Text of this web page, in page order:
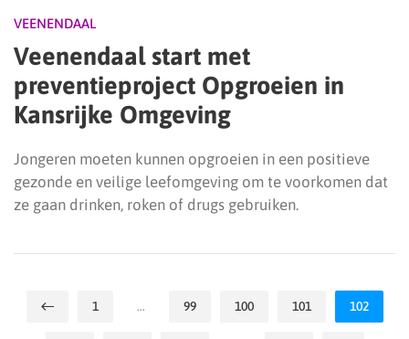
VEENENDAAL
Veenendaal start met
preventieproject Opgroeien in
Kansrijke Omgeving
Jongeren moeten kunnen opgroeien in een positieve
gezonde en veilige leefomgeving om te voorkomen dat
ze gaan drinken, roken of drugs gebruiken.
1 … 99 100 101 102